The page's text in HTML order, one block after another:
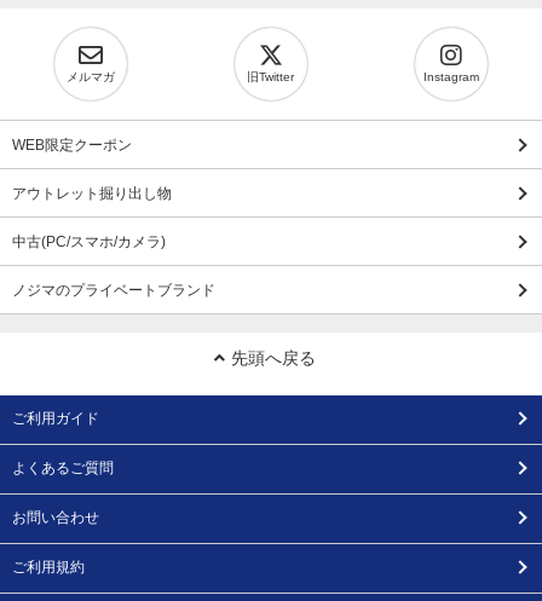
メルマガ 旧Twitter Instagram
WEB限定クーポン
アウトレット掘り出し物
中古(PC/スマホ/カメラ)
ノジマのプライベートブランド
先頭へ戻る
ご利用ガイド
よくあるご質問
お問い合わせ
ご利用規約